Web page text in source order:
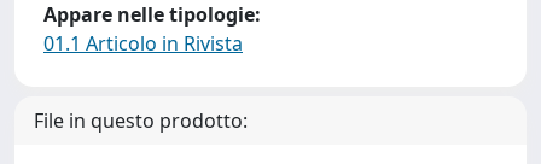
Appare nelle tipologie:
01.1 Articolo in Rivista
File in questo prodotto: